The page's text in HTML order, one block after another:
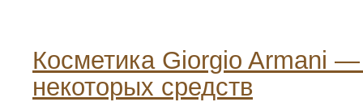
Косметика Giorgio Armani
некоторых средств